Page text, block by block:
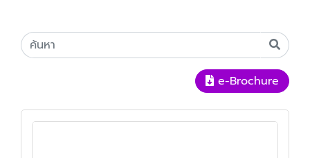
e-Brochure